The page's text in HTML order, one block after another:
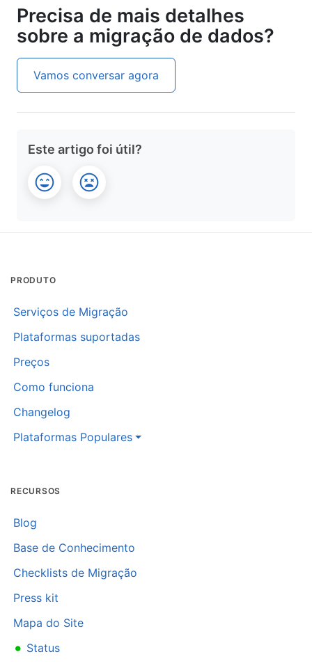
Precisa de mais detalhes
sobre a migração de dados?
Vamos conversar agora
Este artigo foi útil?
PRODUTO
Serviços de Migração
Plataformas suportadas
Preços
Como funciona
Changelog
Plataformas Populares
RECURSOS
Blog
Base de Conhecimento
Checklists de Migração
Press kit
Mapa do Site
• Status